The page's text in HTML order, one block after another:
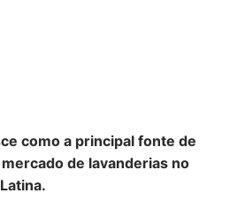
como a principal fonte de
de lavanderias no